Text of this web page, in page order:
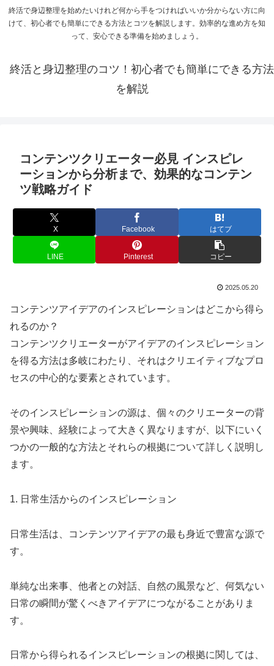
終活で身辺整理を始めたいけれど何から手をつければいいか分からない方に向
けて、初心者でも簡単にできる方法とコツを解説します。効率的な進め方を知
って、安心できる準備を始めましょう。
終活と身辺整理のコツ！初心者でも簡単にできる方法
を解説
コンテンツクリエーター必見 インスピレ
ーションから分析まで、効果的なコンテン
ツ戦略ガイド
X Facebook はてブ
LINE Pinterest コピー
2025.05.20
コンテンツアイデアのインスピレーションはどこから得ら
れるのか？
コンテンツクリエーターがアイデアのインスピレーション
を得る方法は多岐にわたり、それはクリエイティブなプロ
セスの中心的な要素とされています。
そのインスピレーションの源は、個々のクリエーターの背
景や興味、経験によって大きく異なりますが、以下にいく
つかの一般的な方法とそれらの根拠について詳しく説明し
ます。
1. 日常生活からのインスピレーション
日常生活は、コンテンツアイデアの最も身近で豊富な源で
す。
単純な出来事、他者との対話、自然の風景など、何気ない
日常の瞬間が驚くべきアイデアにつながることがありま
す。
日常から得られるインスピレーションの根拠に関しては、